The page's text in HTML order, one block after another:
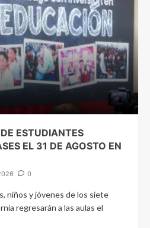
ESTUDIANTES
EL 31 DE AGOSTO EN
0
niños y jóvenes de los siete
regresarán a las aulas el